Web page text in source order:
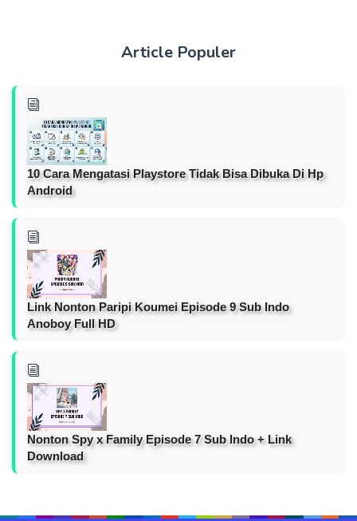
Article Populer
10 Cara Mengatasi Playstore Tidak Bisa Dibuka Di Hp
Android
Link Nonton Paripi Koumei Episode 9 Sub Indo
Anoboy Full HD
Nonton Spy x Family Episode 7 Sub Indo + Link
Download